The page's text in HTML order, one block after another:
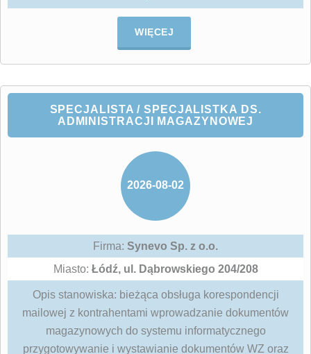
WIĘCEJ
SPECJALISTA / SPECJALISTKA DS.
ADMINISTRACJI MAGAZYNOWEJ
2026-08-02
Firma: Synevo Sp. z o.o.
Miasto: Łódź, ul. Dąbrowskiego 204/208
Opis stanowiska: bieżąca obsługa korespondencji
mailowej z kontrahentami wprowadzanie dokumentów
magazynowych do systemu informatycznego
przygotowywanie i wystawianie dokumentów WZ oraz